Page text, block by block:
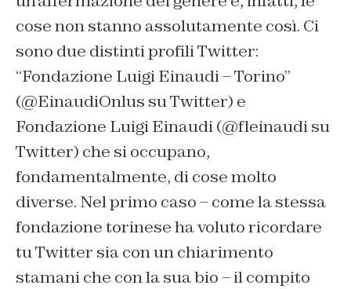
cose non stanno assolutamente così. Ci
sono due distinti profili Twitter:
“Fondazione Luigi Einaudi – Torino”
(@EinaudiOnlus su Twitter) e
Fondazione Luigi Einaudi (@fleinaudi su
Twitter) che si occupano,
fondamentalmente, di cose molto
diverse. Nel primo caso – come la stessa
fondazione torinese ha voluto ricordare
tu Twitter sia con un chiarimento
stamani che con la sua bio – il compito